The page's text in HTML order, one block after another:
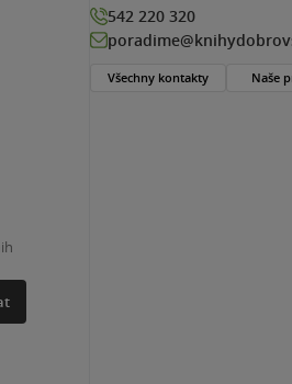
542 220 320
Všechny kontakty Naše